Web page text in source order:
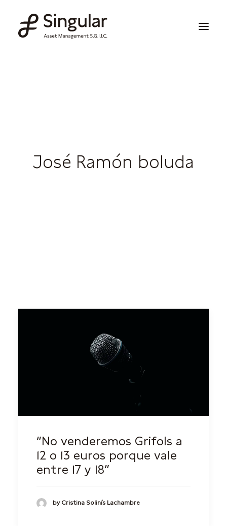
Nuestras capacidades
José Ramón boluda
“No venderemos Grifols a
12 o 13 euros porque vale
entre 17 y 18”
by Cristina Solinís Lachambre